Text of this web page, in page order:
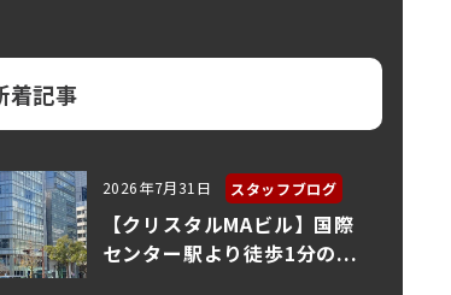
着記事
2026年7月31日 スタッフブログ
【クリスタルMAビル】国際
センター駅より徒歩1分の...